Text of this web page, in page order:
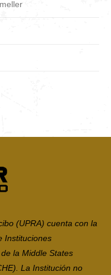
(UPRA) cuenta con la
Instituciones
la Middle States
La Institución no